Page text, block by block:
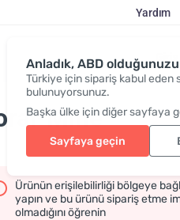
Anladık, ABD
Türkiye için sipariş kabul eden
bulunuyorsunuz.
Başka ülke için diğer sayfaya
Sayfaya geçin
Yardım
Mine
Ürünün erişilebilirliği bölgeye
yapın ve bu ürünü sipariş etme
olmadığını öğrenin